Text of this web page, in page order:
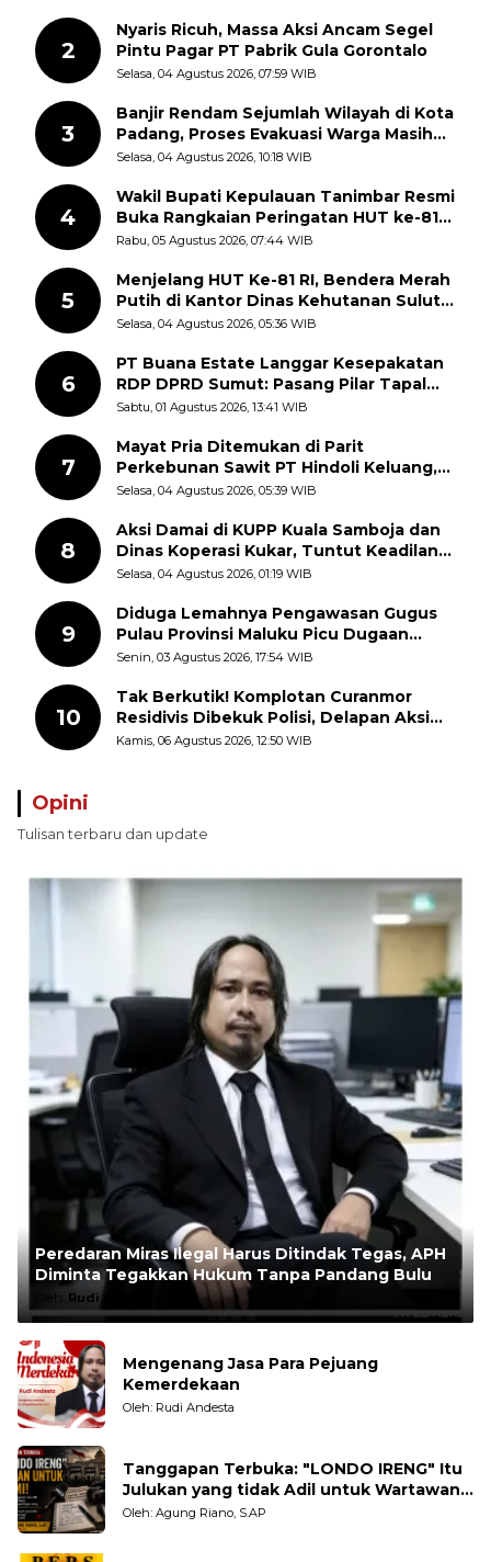
2
Nyaris Ricuh, Massa Aksi Ancam Segel
Pintu Pagar PT Pabrik Gula Gorontalo
Selasa, 04 Agustus 2026, 07:59 WIB
3
Banjir Rendam Sejumlah Wilayah di Kota
Padang, Proses Evakuasi Warga Masih
Berlangsung
Selasa, 04 Agustus 2026, 10:18 WIB
4
Wakil Bupati Kepulauan Tanimbar Resmi
Buka Rangkaian Peringatan HUT ke-81
Kemerdekaan RI, ASN Diajak Perkuat
Rabu, 05 Agustus 2026, 07:44 WIB
5
Menjelang HUT Ke-81 RI, Bendera Merah
Putih di Kantor Dinas Kehutanan Sulut
Disorot Warga
Selasa, 04 Agustus 2026, 05:36 WIB
6
PT Buana Estate Langgar Kesepakatan
RDP DPRD Sumut: Pasang Pilar Tapal
Batas Sepihak Tanpa Libatkan
Sabtu, 01 Agustus 2026, 13:41 WIB
7
Mayat Pria Ditemukan di Parit
Perkebunan Sawit PT Hindoli Keluang,
Polisi Selidiki Penyebab Kematian
Selasa, 04 Agustus 2026, 05:39 WIB
8
Aksi Damai di KUPP Kuala Samboja dan
Dinas Koperasi Kukar, Tuntut Keadilan
dan Kesempatan Kerja yang Adil
Selasa, 04 Agustus 2026, 01:19 WIB
9
Diduga Lemahnya Pengawasan Gugus
Pulau Provinsi Maluku Picu Dugaan
Pungli terhadap Nelayan Bale-Bale di
Senin, 03 Agustus 2026, 17:54 WIB
10
Tak Berkutik! Komplotan Curanmor
Residivis Dibekuk Polisi, Delapan Aksi
Curanmor Di Candipuro Terungkap
Kamis, 06 Agustus 2026, 12:50 WIB
Opini
Tulisan terbaru dan update
Peredaran Miras Ilegal Harus Ditindak Tegas, APH
Diminta Tegakkan Hukum Tanpa Pandang Bulu
Oleh: Rudi Andesta
Mengenang Jasa Para Pejuang
Kemerdekaan
Oleh: Rudi Andesta
Tanggapan Terbuka: "LONDO IRENG" Itu
Julukan yang tidak Adil untuk Wartawan,
Pengamat dan LSM
Oleh: Agung Riano, S.AP